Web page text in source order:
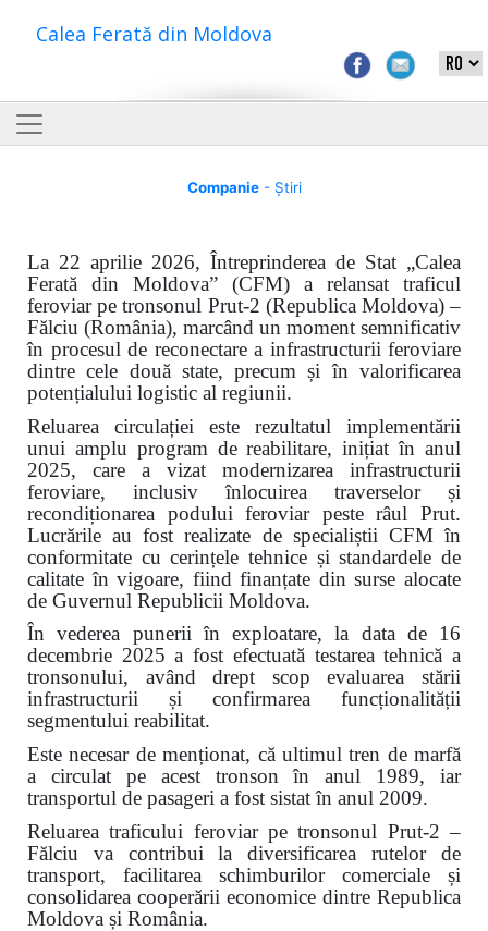
Calea Ferată din Moldova
Companie- Știri
La 22 aprilie 2026, Întreprinderea de Stat „Calea
Ferată din Moldova” (CFM) a relansat traficul
feroviar pe tronsonul Prut-2 (Republica Moldova) –
Fălciu (România), marcând un moment semnificativ
în procesul de reconectare a infrastructurii feroviare
dintre cele două state, precum și în valorificarea
potențialului logistic al regiunii.
Reluarea circulației este rezultatul implementării
unui amplu program de reabilitare, inițiat în anul
2025, care a vizat modernizarea infrastructurii
feroviare, inclusiv înlocuirea traverselor și
recondiționarea podului feroviar peste râul Prut.
Lucrările au fost realizate de specialiștii CFM în
conformitate cu cerințele tehnice și standardele de
calitate în vigoare, fiind finanțate din surse alocate
de Guvernul Republicii Moldova.
În vederea punerii în exploatare, la data de 16
decembrie 2025 a fost efectuată testarea tehnică a
tronsonului, având drept scop evaluarea stării
infrastructurii și confirmarea funcționalității
segmentului reabilitat.
Este necesar de menționat, că ultimul tren de marfă
a circulat pe acest tronson în anul 1989, iar
transportul de pasageri a fost sistat în anul 2009.
Reluarea traficului feroviar pe tronsonul Prut-2 –
Fălciu va contribui la diversificarea rutelor de
transport, facilitarea schimburilor comerciale și
consolidarea cooperării economice dintre Republica
Moldova și România.